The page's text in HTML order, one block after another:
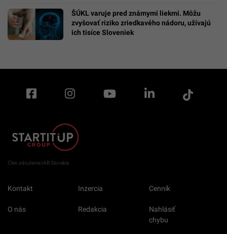
ŠÚKL varuje pred známymi liekmi. Môžu
zvyšovať riziko zriedkavého nádoru, užívajú
ich tisíce Sloveniek
Člen združenia IAB Slovakia
Kontakt Inzercia Cenník
O nás Redakcia
Nahlásiť
chybu